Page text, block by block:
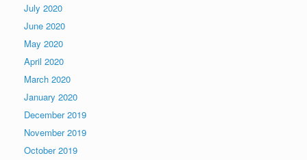
July 2020
June 2020
May 2020
April 2020
March 2020
January 2020
December 2019
November 2019
October 2019